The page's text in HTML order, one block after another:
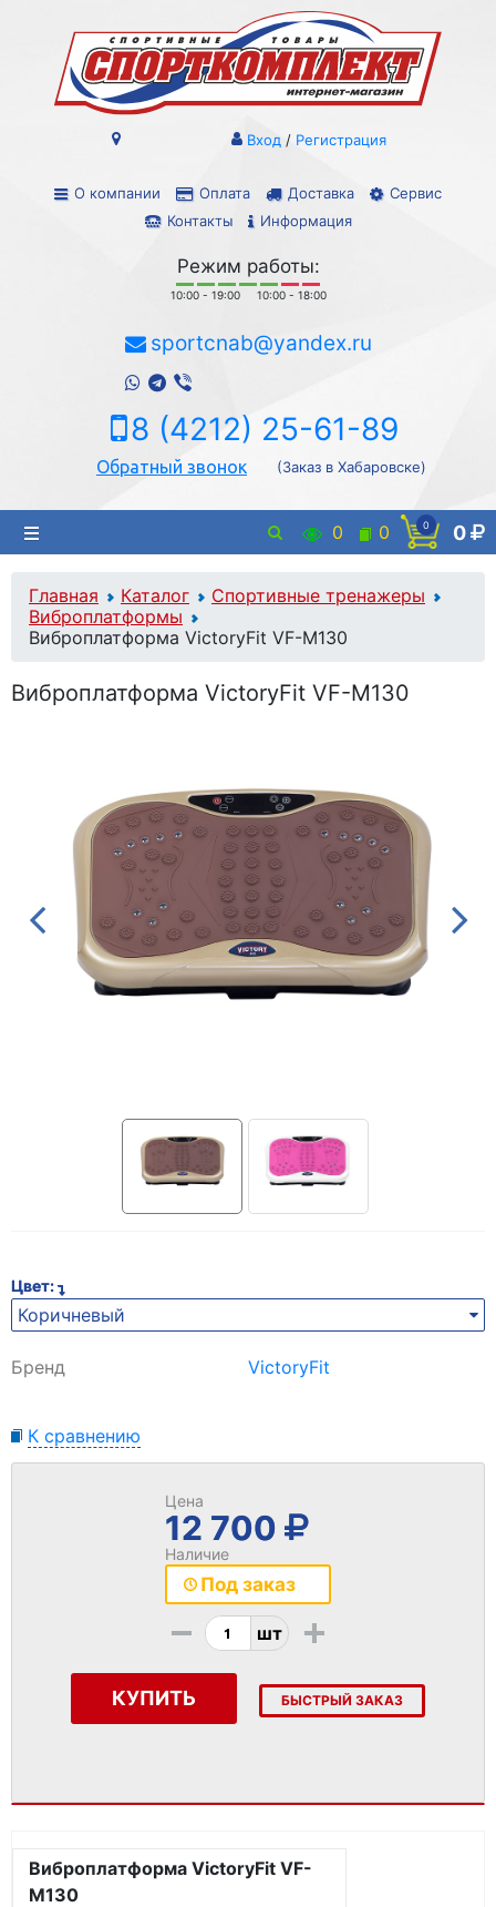
О компании Оплата Доставка
Сервис
Контакты
Информация
Вход / Регистрация
Режим работы:
10:00 - 19:00 10:00 - 18:00
sportcnab@yandex.ru
8 (4212) 25-61-89
Обратный звонок (Заказ в Хабаровске)
0 0 0 0
Главная Каталог
Спортивные тренажеры
Виброплатформы
Виброплатформа VictoryFit VF-M130
Виброплатформа VictoryFit VF-M130
Цвет:
Коричневый
Бренд VictoryFit
К сравнению
Цена
12 700
Наличие
Под заказ
- шт +
КУПИТЬ БЫСТРЫЙ ЗАКАЗ
Виброплатформа VictoryFit VF-
M130